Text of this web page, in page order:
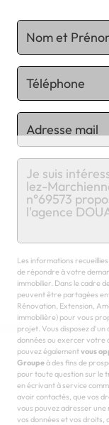
Les informations
de répondre à votre
immobilier. Dans le cadre
peuvent être partagées
Rénovation, Extension,
immobilière) pour vous
projet. Vous disposez
données ou exercer votre
pouvez égalementvous
Groupeà des fins de
pour toute question sur le
en écrivant à service
avoir contactés, que vos
vous pouvez adresser une
vos données et vos droits,